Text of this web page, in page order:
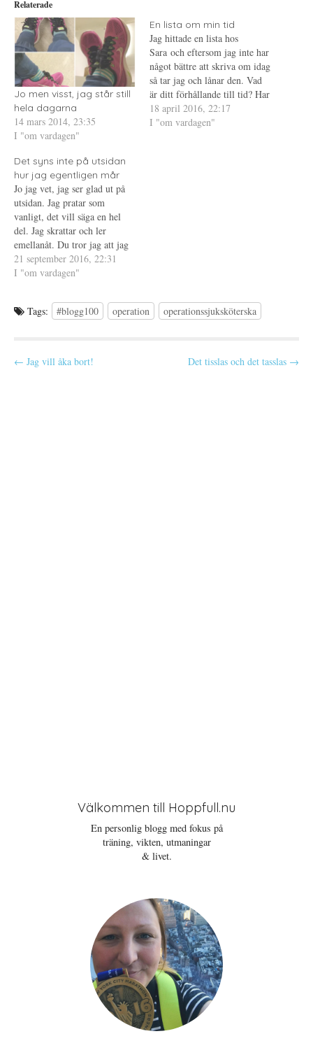
t
t
e
(
Ö
p
n
a
s
i
e
t
n
y
t
f
ö
n
s
t
e
r
a
e
t
t
y
t
f
ö
n
s
t
e
)
n
t
e
r
s
t
(
Ö
p
p
t
n
y
t
ö
n
t
e
r
)
Relaterade
Jo men visst, jag står still
hela dagarna
14 mars 2014, 23:35
I "om vardagen"
En lista om min tid
Jag hittade en lista hos
Sara och eftersom jag inte har
något bättre att skriva om idag
så tar jag och lånar den. Vad
är ditt förhållande till tid? Har
jag något förhållande till
tiden? Jo, det har jag nog. Jag
18 april 2016, 22:17
I "om vardagen"
Det syns inte på utsidan
hur jag egentligen mår
Jo jag vet, jag ser glad ut på
utsidan. Jag pratar som
vanligt, det vill säga en hel
del. Jag skrattar och ler
emellanåt. Du tror jag att jag
mår bra. Tänk så fel du har.
Jag vill inte att du ska se. Jag
21 september 2016, 22:31
I "om vardagen"
Tags: #blogg100 operation operationssjuksköterska
P
← Jag vill åka bort! Det tisslas och det tasslas →
Välkommen till Hoppfull.nu
En personlig blogg med fokus på
träning, vikten, utmaningar
& livet.